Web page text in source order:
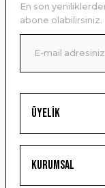
Ürün bilgilerinde
Ürün fiyatı diğer
Bu ürüne benzer
Üyelik
Kurumsal
En son
abone olabilirsiniz.